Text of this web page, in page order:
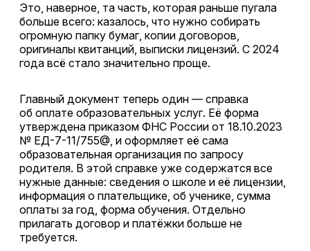
Это, наверное, та часть, которая раньше пугала
больше всего: казалось, что нужно собирать
огромную папку бумаг, копии договоров,
оригиналы квитанций, выписки лицензий. С 2024
года всё стало значительно проще.
Главный документ теперь один — справка
об оплате образовательных услуг. Её форма
утверждена приказом ФНС России от 18.10.2023
№ ЕД-7-11/755@, и оформляет её сама
образовательная организация по запросу
родителя. В этой справке уже содержатся все
нужные данные: сведения о школе и её лицензии,
информация о плательщике, об ученике, сумма
оплаты за год, форма обучения. Отдельно
прилагать договор и платёжки больше не
требуется.